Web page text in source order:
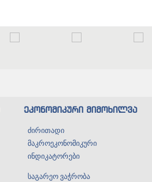
ეკონომიკური მიმოხილვა
ძირითადი
მაკროეკონომიკური
ინდიკატორები
საგარეო ვაჭრობა